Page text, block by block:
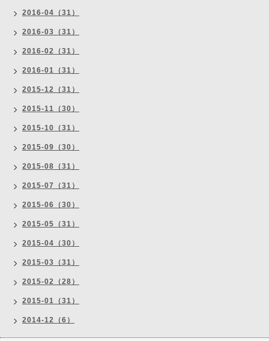
2016-04（31）
2016-03（31）
2016-02（31）
2016-01（31）
2015-12（31）
2015-11（30）
2015-10（31）
2015-09（30）
2015-08（31）
2015-07（31）
2015-06（30）
2015-05（31）
2015-04（30）
2015-03（31）
2015-02（28）
2015-01（31）
2014-12（6）